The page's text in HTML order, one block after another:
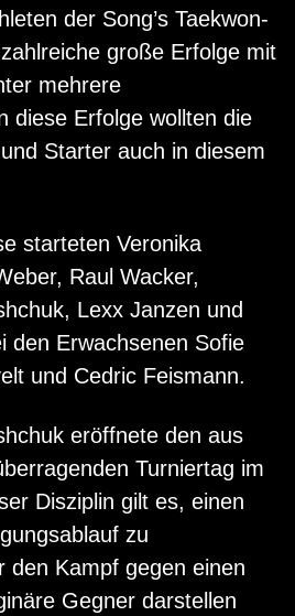
der Song’s Taekwon-
große Erfolge mit
mehrere
diese Erfolge wollten die
Starter auch in diesem
starteten Veronika
Raul Wacker,
Lexx Janzen und
den Erwachsenen Sofie
und Cedric Feismann.
eröffnete den aus
Turniertag im
Disziplin gilt es, einen
zu
den Kampf gegen einen
Gegner darstellen